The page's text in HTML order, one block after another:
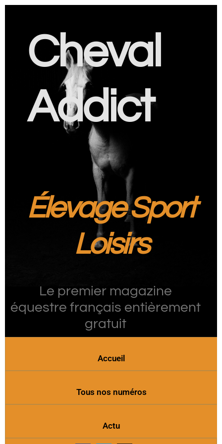
Cheval
Addict
Élevage Sport
Loisirs
Le premier magazine
équestre français entièrement
gratuit
Accueil
Tous nos numéros
Actu